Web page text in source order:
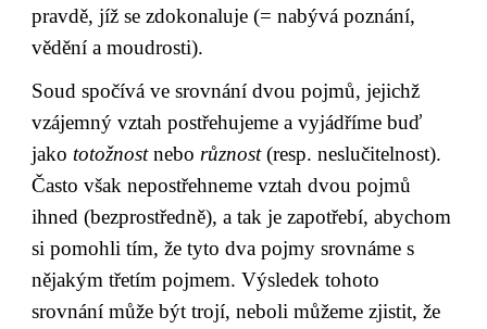
pravdě, jíž se zdokonaluje (= nabývá poznání,
vědění a moudrosti).
Soud spočívá ve srovnání dvou pojmů, jejichž
vzájemný vztah postřehujeme a vyjádříme buď
jako totožnost nebo různost (resp. neslučitelnost).
Často však nepostřehneme vztah dvou pojmů
ihned (bezprostředně), a tak je zapotřebí, abychom
si pomohli tím, že tyto dva pojmy srovnáme s
nějakým třetím pojmem. Výsledek tohoto
srovnání může být trojí, neboli můžeme zjistit, že